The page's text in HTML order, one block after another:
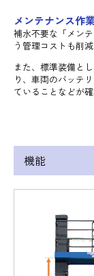
メンテナンス作
補水不要な「メン
う管理コストも削減
また、標準装備と
り、車両のバッテ
ていることなどが確
機能